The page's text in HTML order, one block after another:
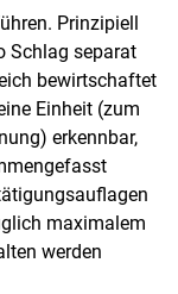
Prinzipiell
Schlag separat
bewirtschaftet
Einheit (zum
erkennbar,
maximalem
werden